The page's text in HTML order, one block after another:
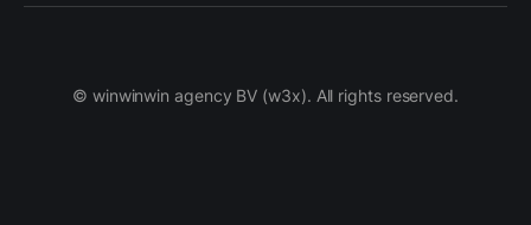
© winwinwin agency BV (w3x). All rights reserved.